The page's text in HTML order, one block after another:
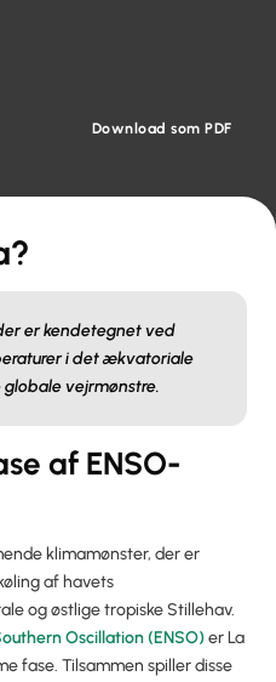
Download som PDF
er kendetegnet ved
i det ækvatoriale
vejrmønstre.
af ENSO-
klimamønster, der er
af havets
og østlige tropiske Stillehav.
Oscillation (ENSO)er La
fase. Tilsammen spiller disse